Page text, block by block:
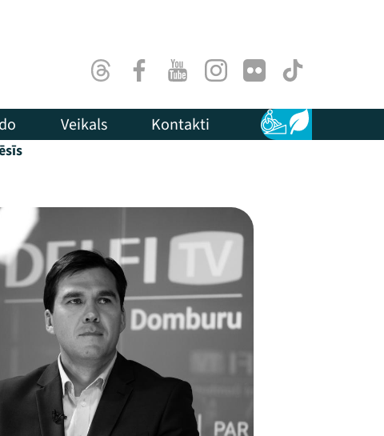
ThreadsFacebookYoutubeInstagram
Flick TikTok
Veikals Kontakti Pieejamība
Ilgtspēja